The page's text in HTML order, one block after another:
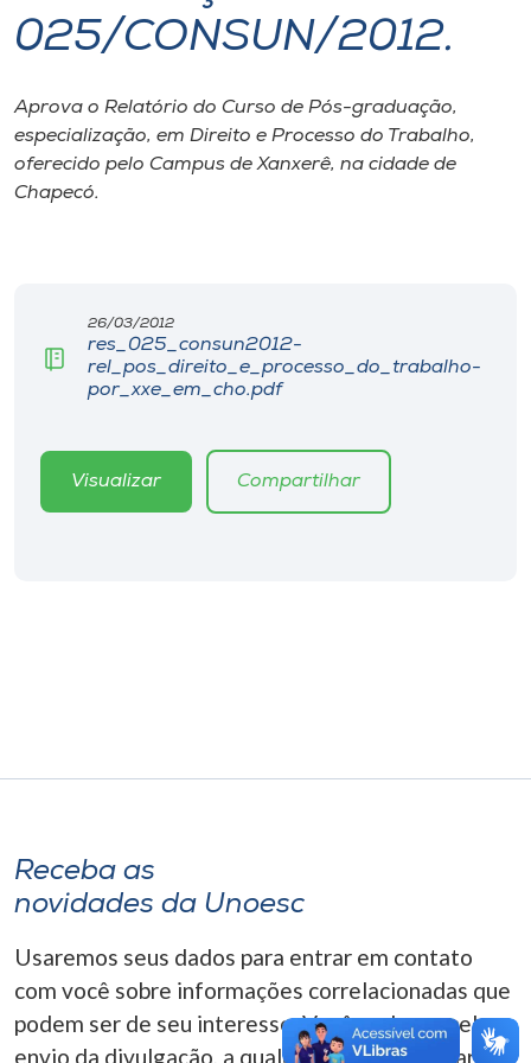
I.nova
Diplomados
Cultura
Biblioteca
Editora
Rádio
o idioma
A+
A-
025/CONSUN/2012.
Aprova o Relatório do Curso de Pós-graduação,
especialização, em Direito e Processo do Trabalho,
oferecido pelo Campus de Xanxerê, na cidade de
Chapecó.
26/03/2012
res_025_consun2012-
rel_pos_direito_e_processo_do_trabalho-
por_xxe_em_cho.pdf
Visualizar Compartilhar
Receba as
novidades da Unoesc
Usaremos seus dados para entrar em contato
com você sobre informações correlacionadas que
podem ser de seu interesse. Você pode cancelar o
envio da divulgação, a qualquer momento. Para